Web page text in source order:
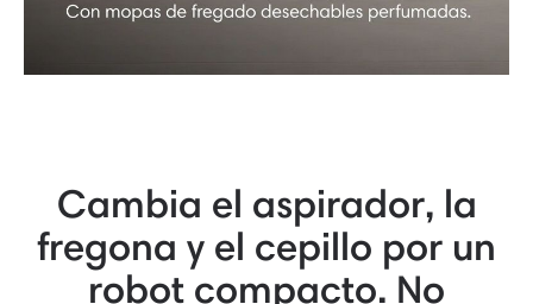
Cambia el aspirador, la
fregona y el cepillo por un
robot compacto. No